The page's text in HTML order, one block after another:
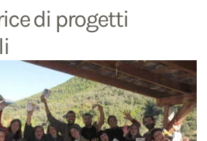
di progetti